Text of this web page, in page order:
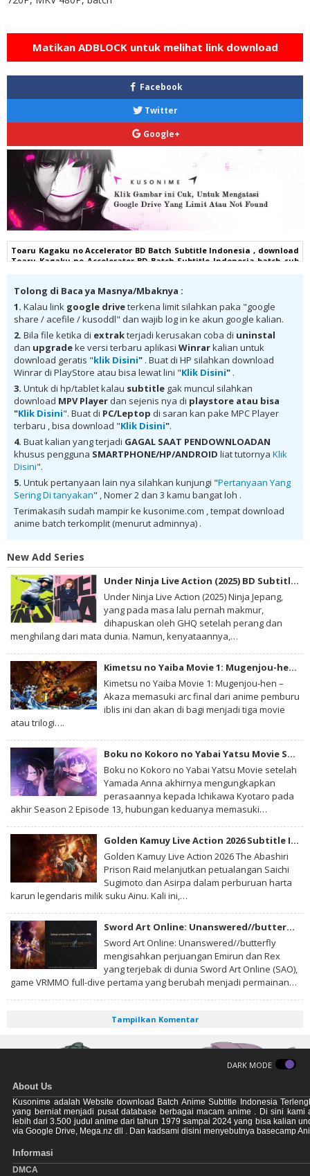
Matikan ADBLOCK untuk melihat link download
Facebook
Twitter
Google+
Toaru Kagaku no Accelerator BD Batch Subtitle Indonesia , download
Toaru Kagaku no Accelerator BD Batch Subtitle Indonesia batch sub
Subtitle Indonesia google drive, Toaru Kagaku no Accelerator BD
Batch Subtitle Indonesia batch subtitle indonesia, Toaru Kagaku no
Accelerator BD Batch Subtitle Indonesia batch mp4, Toaru Kagaku no
Accelerator BD Batch Subtitle Indonesia bd, Toaru Kagaku no
Accelerator BD Batch Subtitle Indonesia kurogaze, Toaru Kagaku no
Accelerator BD Batch Subtitle Indonesia anibatch, Toaru Kagaku no
Accelerator BD Batch Subtitle Indonesia animeindo, Toaru Kagaku no
Accelerator BD Batch Subtitle Indonesia samehadaku , donwload
anime Toaru Kagaku no Accelerator BD Batch Subtitle Indonesia
batch , donwload Toaru Kagaku no Accelerator BD Batch Subtitle
Indonesia sub indo, download Toaru Kagaku no Accelerator BD Batch
Subtitle Indonesia batch google drive, download Toaru Kagaku no
Accelerator BD Batch Subtitle Indonesia batch Mega , donwload Toaru
Kagaku no Accelerator BD Batch Subtitle Indonesia MKV 480P ,
donwload Toaru Kagaku no Accelerator BD Batch Subtitle Indonesia
MKV 720P , donwload Toaru Kagaku no Accelerator BD Batch Subtitle
Indonesia , donwload Toaru Kagaku no Accelerator BD Batch Subtitle
Indonesia anime batch, donwload Toaru Kagaku no Accelerator BD
Batch Subtitle Indonesia sub indo, donwload Toaru Kagaku no
Accelerator BD Batch Subtitle Indonesia , donwload Toaru Kagaku no
Accelerator BD Batch Subtitle Indonesia batch sub indo , download
anime Toaru Kagaku no Accelerator BD Batch Subtitle Indonesia ,
anime Toaru Kagaku no Accelerator BD Batch Subtitle Indonesia ,
download anime mp4 , mkv , 3gp sub indo , download anime sub indo ,
Subtitle Indonesia
Tolong di Baca ya Masnya/Mbaknya :
1. Kalau link google driveterkena limit silahkan paka "google
share / acefile / kusoddl" dan wajib log in ke akun google kalian.
2. Bila file ketika di extrakterjadi kerusakan coba di uninstal
dan upgradeke versi terbaru aplikasi Winrarkalian untuk
download geratis "klik Disini" . Buat di HP silahkan download
Winrar di PlayStore atau bisa lewat lini "Klik Disini" .
3. Untuk di hp/tablet kalau subtitle gak muncul silahkan
download MPV Player dan sejenis nya di playstore atau bisa
"Klik Disini". Buat di PC/Leptop di saran kan pake MPC Player
terbaru , bisa download "Klik Disini".
4. Buat kalian yang terjadi GAGAL SAAT PENDOWNLOADAN
khusus pengguna SMARTPHONE/HP/ANDROID liat tutornya Klik
Disini".
5. Untuk pertanyaan lain nya silahkan kunjungi "Pertanyaan Yang
Sering Di tanyakan" , Nomer 2 dan 3 kamu bangat loh .
Terimakasih sudah mampir ke kusonime.com , tempat download
anime batch terkomplit (menurut adminnya) .
New Add Series
Under Ninja Live Action (2025) BD Subtitle Indonesia
Under Ninja Live Action (2025) Ninja Jepang,
yang pada masa lalu pernah makmur,
dihapuskan oleh GHQ setelah perang dan
menghilang dari mata dunia. Namun, kenyataannya,…
Kimetsu no Yaiba Movie 1: Mugenjou-hen – Akaza Sairai BD Subtitle Indonesia
Kimetsu no Yaiba Movie 1: Mugenjou-hen –
Akaza memasuki arc final dari anime pemburu
iblis ini dan akan di bagi menjadi tiga movie
atau trilogi….
Boku no Kokoro no Yabai Yatsu Movie Subtitle Indonesia
Boku no Kokoro no Yabai Yatsu Movie setelah
Yamada Anna akhirnya mengungkapkan
perasaannya kepada Ichikawa Kyotaro pada
akhir Season 2 Episode 13, hubungan keduanya memasuki…
Golden Kamuy Live Action 2026 Subtitle Indonesia
Golden Kamuy Live Action 2026 The Abashiri
Prison Raid melanjutkan petualangan Saichi
Sugimoto dan Asirpa dalam perburuan harta
karun legendaris milik suku Ainu. Kali ini,…
Sword Art Online: Unanswered//butterfly Subtitle Indonesia
Sword Art Online: Unanswered//butterfly
mengisahkan perjuangan Emirun dan Rex
yang terjebak di dunia Sword Art Online (SAO),
game VRMMO full-dive pertama yang berubah menjadi permainan…
Tampilkan Komentar
DARK MODE
About Us
Kusonime adalah Website download Batch Anime Subtitle Indonesia
yang berniat menjadi pusat database berbagai macam anime . Di sini kami
lebih dari 3.500 judul anime dari tahun 1979 sampai 2024 yang bisa kalian
via Google Drive, Mega.nz dll . Dan kadsami disini menyebutnya basecamp
Informasi
DMCA